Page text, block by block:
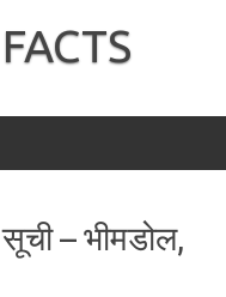
– भीमडोल,